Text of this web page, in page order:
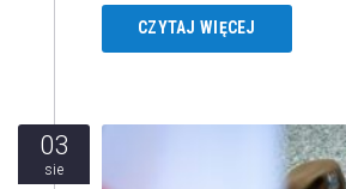
CZYTAJ WIĘCEJ
03
sie